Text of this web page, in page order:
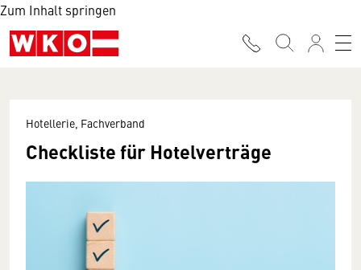
Zum Inhalt springen
Hotellerie, Fachverband
Checkliste für Hotelverträge